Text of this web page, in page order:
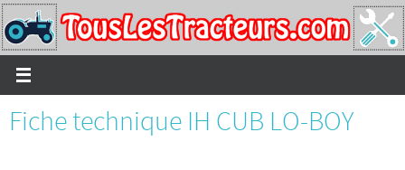
Passer
vers
le
contenu
Fiche technique IH CUB LO-BOY